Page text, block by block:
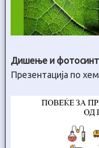
Дишење и
Презентација по